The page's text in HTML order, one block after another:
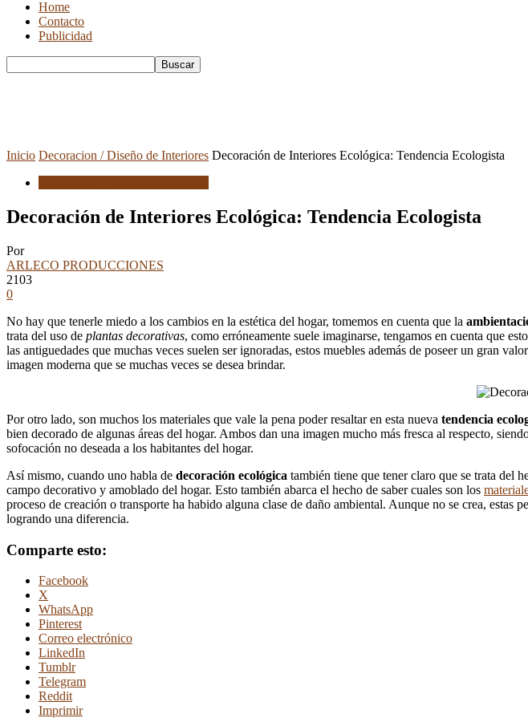
Home
Contacto
Publicidad
Inicio Decoracion / Diseño de Interiores Decoración de Interiores Ecológica: Tendencia Ecologista
Decoración de Interiores Ecológica: Tendencia Ecologista
Por
ARLECO PRODUCCIONES
2103
0
No hay que tenerle miedo a los cambios en la estética del hogar, tomemos en cuenta que la
trata del uso de plantas decorativas, como erróneamente suele imaginarse, tengamos en cuenta que
las antiguedades que muchas veces suelen ser ignoradas, estos muebles además de poseer un gran
imagen moderna que se muchas veces se desea brindar.
Por otro lado, son muchos los materiales que vale la pena poder resaltar en esta nueva tendencia
bien decorado de algunas áreas del hogar. Ambos dan una imagen mucho más fresca al respecto,
sofocación no deseada a los habitantes del hogar.
Así mismo, cuando uno habla de decoración ecológica también tiene que tener claro que se trata del
campo decorativo y amoblado del hogar. Esto también abarca el hecho de saber cuales son los
proceso de creación o transporte ha habido alguna clase de daño ambiental. Aunque no se crea, estas
logrando una diferencia.
Comparte esto:
Facebook
X
WhatsApp
Pinterest
Correo electrónico
LinkedIn
Tumblr
Telegram
Reddit
Imprimir